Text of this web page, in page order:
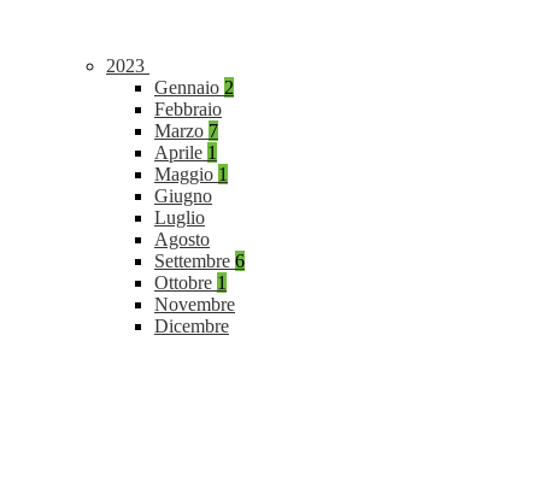
2023
Gennaio 2
Febbraio
Marzo 7
Aprile 1
Maggio 1
Giugno
Luglio
Agosto
Settembre 6
Ottobre 1
Novembre
Dicembre